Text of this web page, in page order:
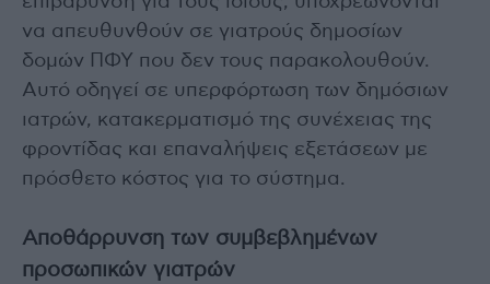
να απευθυνθούν σε γιατρούς δημοσίων
δομών ΠΦΥ που δεν τους παρακολουθούν.
Αυτό οδηγεί σε υπερφόρτωση των δημόσιων
ιατρών, κατακερματισμό της συνέχειας της
φροντίδας και επαναλήψεις εξετάσεων με
πρόσθετο κόστος για το σύστημα.
Αποθάρρυνση των συμβεβλημένων
προσωπικών γιατρών